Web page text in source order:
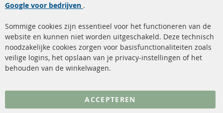
Roetfilter reiniging
Katalysator (KAT)
sensoren
FAQ
Verzendingskosten
Contact
Annuleer contract
Gegevensbescherming
Google voor bedrijven .
Sommige cookies zijn essentieel voor het functioneren van de
website en kunnen niet worden uitgeschakeld. Deze technisch
noodzakelijke cookies zorgen voor basisfunctionaliteiten zoals
veilige logins, het opslaan van je privacy-instellingen of het
behouden van de winkelwagen.
ACCEPTEREN